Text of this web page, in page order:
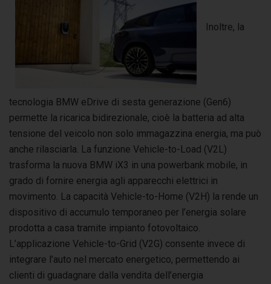
Inoltre, la
tecnologia BMW eDrive di sesta generazione (Gen6)
permette la ricarica bidirezionale, cioè la batteria ad alta
tensione del veicolo non solo immagazzina energia, ma può
anche rilasciarla. La funzione Vehicle-to-Load (V2L)
trasforma la nuova BMW iX3 in una powerbank mobile, in
grado di fornire energia agli apparecchi elettrici in
movimento. La capacità Vehicle-to-Home (V2H) la rende un
dispositivo di accumulo temporaneo per l’energia solare
prodotta a casa tramite impianto fotovoltaico.
L’applicazione Vehicle-to-Grid (V2G) consente invece di
integrare l’auto nel mercato energetico, permettendo ai
clienti di guadagnare dalla vendita dell’energia